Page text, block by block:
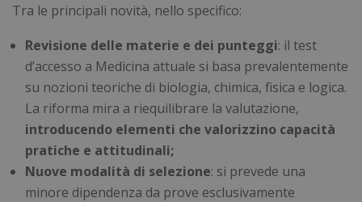
Tra le principali novità, nello specifico:
Revisione delle materie e dei punteggi: il test
d’accesso a Medicina attuale si basa prevalentemente
su nozioni teoriche di biologia, chimica, fisica e logica.
La riforma mira a riequilibrare la valutazione,
introducendo elementi che valorizzino capacità
pratiche e attitudinali;
Nuove modalità di selezione: si prevede una
minore dipendenza da prove esclusivamente